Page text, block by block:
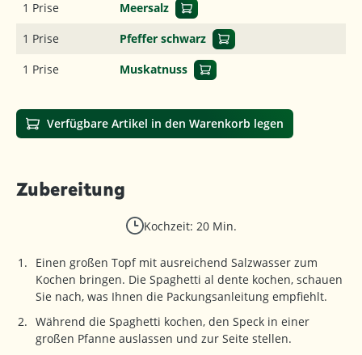
1 Prise
Meersalz
1 Prise
Pfeffer schwarz
1 Prise
Muskatnuss
Verfügbare Artikel in den Warenkorb legen
Zubereitung
Kochzeit: 20 Min.
Einen großen Topf mit ausreichend Salzwasser zum
Kochen bringen. Die Spaghetti al dente kochen, schauen
Sie nach, was Ihnen die Packungsanleitung empfiehlt.
Während die Spaghetti kochen, den Speck in einer
großen Pfanne auslassen und zur Seite stellen.